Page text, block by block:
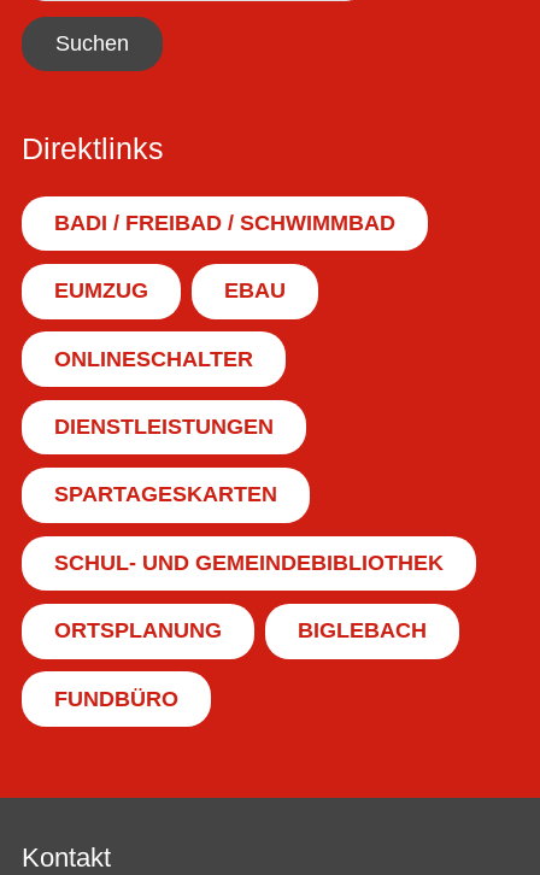
Direktlinks
BADI / FREIBAD / SCHWIMMBAD
EUMZUG EBAU
ONLINESCHALTER
DIENSTLEISTUNGEN
SPARTAGESKARTEN
SCHUL- UND GEMEINDEBIBLIOTHEK
ORTSPLANUNG BIGLEBACH
FUNDBÜRO
Suchen
Kontakt